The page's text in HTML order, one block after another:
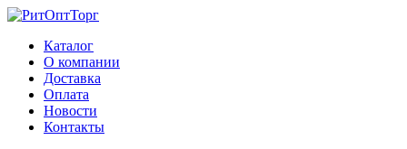
Каталог
О компании
Доставка
Оплата
Новости
Контакты